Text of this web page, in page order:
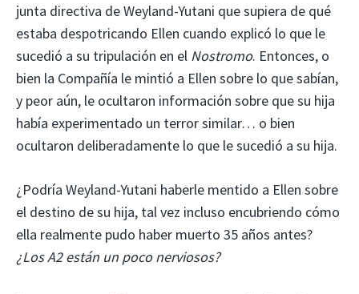
junta directiva de Weyland-Yutani que supiera de qué
estaba despotricando Ellen cuando explicó lo que le
sucedió a su tripulación en el Nostromo. Entonces, o
bien la Compañía le mintió a Ellen sobre lo que sabían,
y peor aún, le ocultaron información sobre que su hija
había experimentado un terror similar… o bien
ocultaron deliberadamente lo que le sucedió a su hija.
¿Podría Weyland-Yutani haberle mentido a Ellen sobre
el destino de su hija, tal vez incluso encubriendo cómo
ella realmente pudo haber muerto 35 años antes?
¿Los A2 están un poco nerviosos?